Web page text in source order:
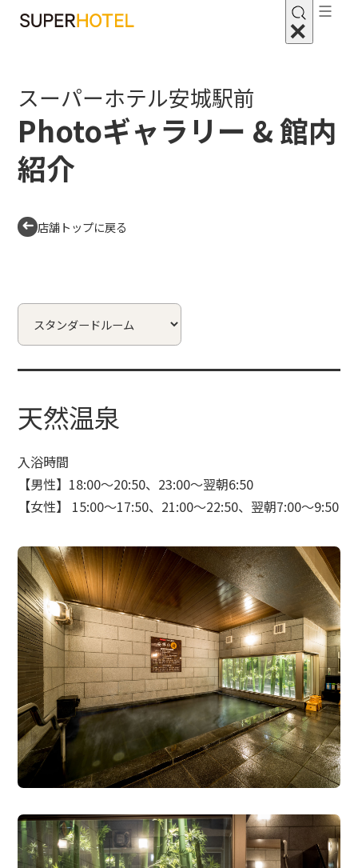
スーパーホテル安城駅前
Photoギャラリー & 館内
紹介
店舗トップに戻る
天然温泉
入浴時間
【男性】18:00～20:50、23:00～翌朝6:50
【女性】 15:00～17:50、21:00～22:50、翌朝7:00～9:50